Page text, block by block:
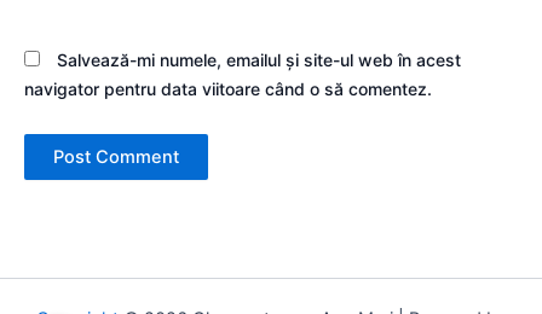
Salvează-mi numele, emailul și site-ul web în acest
navigator pentru data viitoare când o să comentez.